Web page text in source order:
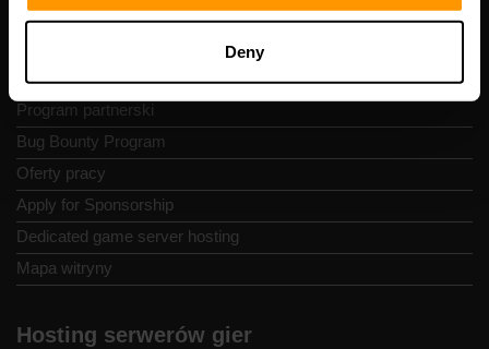
Deny
Zgłoś nadużycie
Pomoc
Program partnerski
Bug Bounty Program
Oferty pracy
Apply for Sponsorship
Dedicated game server hosting
Mapa witryny
Hosting serwerów gier